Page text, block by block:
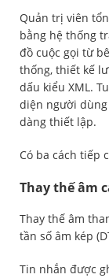
Quản trị viên
bằng hệ thống
đồ cuộc gọi từ
thống, thiết kế
dấu kiểu XML.
diện người dùng
dàng thiết lập.
Có ba cách tiếp
Thay thế âm
Thay thế âm
tần số âm kép
Tin nhắn được